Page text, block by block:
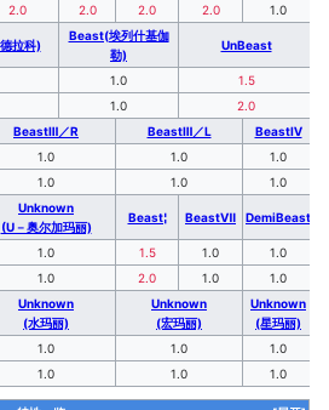
2.0 2.0 2.0 2.0 1.0
拉科)
Beast(埃列什基伽
勒)
UnBeast
1.0
1.5
1.0
2.0
BeastⅢ／R BeastⅢ／L
BeastⅣ
1.0 1.0
1.0
1.0 1.0 1.0
Unknown
(U－奥尔加玛丽)
Beast¦ BeastⅦ DemiBeast
1.0 1.5 1.0
1.0
1.0 2.0 1.0 1.0
Unknown
(水玛丽)
Unknown
(宏玛丽)
Unknown
(星玛丽)
1.0 1.0
1.0
1.0 1.0 1.0